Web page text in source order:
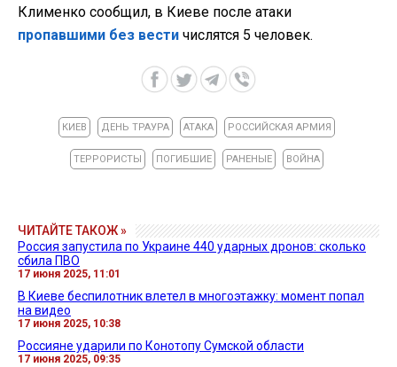
Клименко сообщил, в Киеве после атаки
пропавшими без вести числятся 5 человек.
КИЕВ ДЕНЬ ТРАУРА АТАКА РОССИЙСКАЯ АРМИЯ
ТЕРРОРИСТЫ ПОГИБШИЕ РАНЕНЫЕ ВОЙНА
ЧИТАЙТЕ ТАКОЖ »
Россия запустила по Украине 440 ударных дронов: сколько
сбила ПВО
17 июня 2025, 11:01
В Киеве беспилотник влетел в многоэтажку: момент попал
на видео
17 июня 2025, 10:38
Россияне ударили по Конотопу Сумской области
17 июня 2025, 09:35